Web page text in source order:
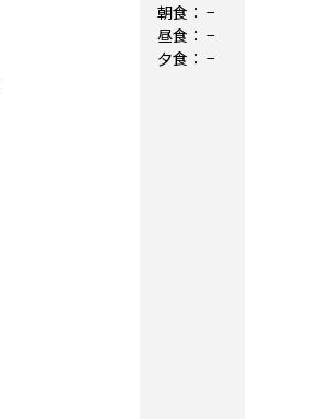
朝食： −
昼食： −
夕食： −